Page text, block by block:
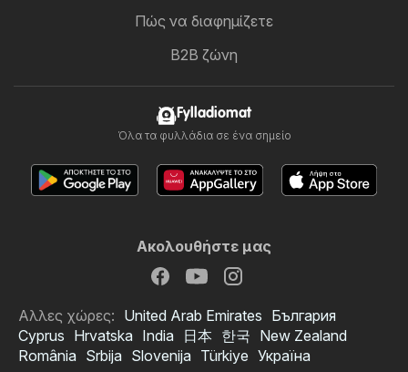
Πώς να διαφημίζετε
B2B ζώνη
Fylladiomat
Όλα τα φυλλάδια σε ένα σημείο
Ακολουθήστε μας
Αλλες χώρες: United Arab Emirates България
Cyprus Hrvatska India 日本 한국 New Zealand
România Srbija Slovenija Türkiye Україна